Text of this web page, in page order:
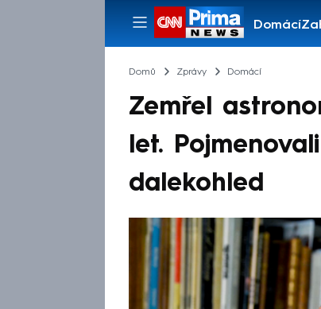
Domácí
Pořady
Domů Zprávy Domácí
Zemřel
let.
dalekohled